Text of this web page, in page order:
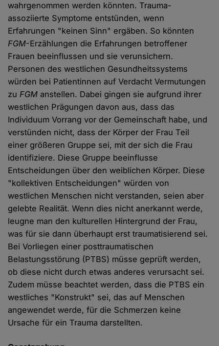
wahrgenommen werden könnten. Trauma-
assoziierte Symptome entstünden, wenn
Erfahrungen "keinen Sinn" ergäben. So könnten
FGM-Erzählungen die Erfahrungen betroffener
Frauen beeinflussen und sie verunsichern.
Personen des westlichen Gesundheitssystems
würden bei Patientinnen auf Verdacht Vermutungen
zuFGM anstellen. Dabei gingen sie aufgrund ihrer
westlichen Prägungen davon aus, dass das
Individuum Vorrang vor der Gemeinschaft habe, und
verstünden nicht, dass der Körper der Frau Teil
einer größeren Gruppe sei, mit der sich die Frau
identifiziere. Diese Gruppe beeinflusse
Entscheidungen über den weiblichen Körper. Diese
"kollektiven Entscheidungen" würden von
westlichen Menschen nicht verstanden, seien aber
gelebte Realität. Wenn dies nicht anerkannt werde,
leugne man den kulturellen Hintergrund der Frau,
was für sie dann überhaupt erst traumatisierend sei.
Bei Vorliegen einer posttraumatischen
Belastungsstörung (PTBS) müsse geprüft werden,
ob diese nicht durch etwas anderes verursacht sei.
Zudem müsse beachtet werden, dass die PTBS ein
westliches "Konstrukt" sei, das auf Menschen
angewendet werde, für die Schmerzen keine
Ursache für ein Trauma darstellten.